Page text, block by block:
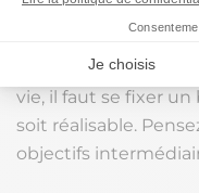
Pour réussir, que
vie, il faut se fixer
soit réalisable.
objectifs